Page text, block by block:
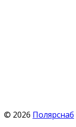
© 2026 Полярснаб